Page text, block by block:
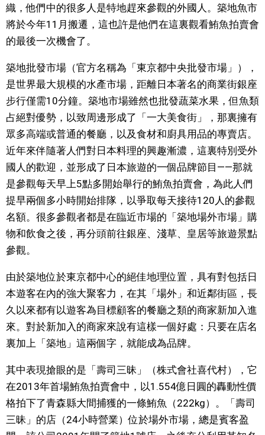
運動
娛樂
教育
工作勞動
家庭
醫療健康
語言
編輯部通知
織，他們中的很多人是特地趕來參觀的外國人。築地魚市
將於今年11月搬遷，這也許是他們在這裏觀看鮪魚拍賣會
的最後一次機會了。
築地批發市場（官方名稱為「東京都中央批發市場」），
是世界最大規模的水產市場，距離日本著名的商業街銀座
步行僅需10分鐘。築地市場雖然也批發蔬菜水果，但魚類
占絕對優勢，以致周邊形成了「一大美食街」，那裏擁有
眾多高端或普通的餐廳，以及食材和廚具用品的專賣店。
近年來伴隨著人們對日本料理的興趣漸濃，這裏特別受外
國人的歡迎，並形成了日本旅遊的一個品牌節目——那就
是參觀每天早上5點多開始舉行的鮪魚拍賣會，為此人們
提早兩個多小時開始排隊，以爭取每天接待120人的參觀
名額。很多參觀者都是在臨近市場的「築地場外市場」購
物和飲食之後，再分頭前往銀座、淺草、皇居等旅遊景點
參觀。
由於築地位於東京都中心的絕佳地理位置，具有對包括日
本遊客在內的強大聚客力，在其「場外」和近鄰街區，長
久以來都有以遊客為目標顧客的餐廳之類的商家新加入進
來。對於新加入的商家來說有這樣一個好處：只要在店名
裏加上「築地」這兩個字，就能成為品牌。
其中表現搶眼的是「壽司三昧」（株式會社喜代村），它
在2013年首場鮪魚拍賣會中，以1.554億日圓的轟動性價
格拍下了青森縣大間捕獲的一條鮪魚（222kg）。「壽司
三昧」的店（24小時營業）位於場外市場，總是賓客盈